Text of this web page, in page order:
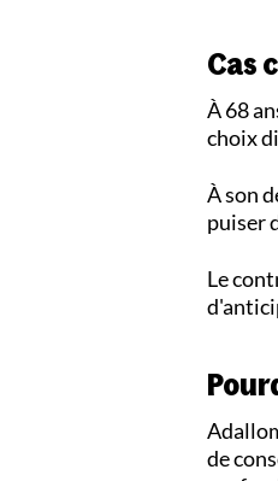
Cas
À 68
choix
À son
puiser
Le
de